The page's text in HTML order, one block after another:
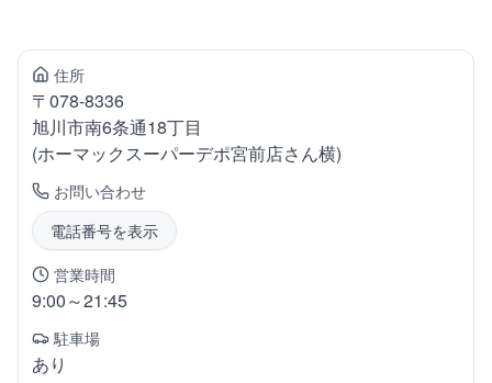
住所
〒078-8336
旭川市南6条通18丁目
(ホーマックスーパーデポ宮前店さん横)
お問い合わせ
電話番号を表示
営業時間
9:00～21:45
駐車場
あり